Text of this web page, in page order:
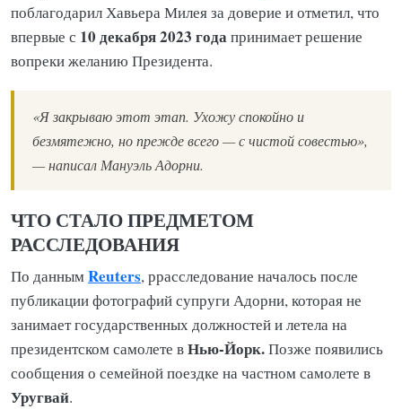
поблагодарил Хавьера Милея за доверие и отметил, что
впервые с 10 декабря 2023 годапринимает решение
вопреки желанию Президента.
«Я закрываю этот этап. Ухожу спокойно и
безмятежно, но прежде всего — с чистой совестью»,
— написал Мануэль Адорни.
ЧТО СТАЛО ПРЕДМЕТОМ
РАССЛЕДОВАНИЯ
По даннымReuters, ррасследование началось после
публикации фотографий супруги Адорни, которая не
занимает государственных должностей и летела на
президентском самолете вНью-Йорк.Позже появились
сообщения о семейной поездке на частном самолете в
Уругвай.